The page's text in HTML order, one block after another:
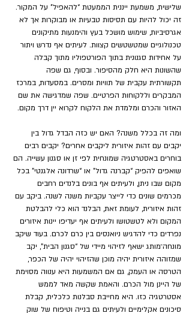
שלישית, משמעת ייננית הממעטת “להאפיל” על המקור.
זה יכול להיות עם תסיסות טבעיות או מבוקרות אך לא
אגרסיביות, שימוש מושכל בעץ והימנעות מתיקונים
טכנולוגיים שמטשטשים קצוות. לעיתים אף נדרש ויתור
על אחידות סגנונית בתוך הפורטפוליו מתוך קבלה
שהשונות היא חלק מהסיפור. ובסוף, גם שפה
תקשורתית עקבית של תוויות ומסרים. במסעדות, במרכז
המבקרים וללקוחות הפרטיים. שפה שמדגישה את שם
האזור והכרם ומלמדת את הלקוח לקרוא יין דרך מקום.
ומה זה בכלל משנה? האם יש כזה הבדל גדול בין
יקבים עם זהות איזורית ליקבים אחרים? יקבים רבים
בוחרים באסטרטגיה שמונחית לפי זן או סגנון עשייה. הם
שואפים להפיק “קברנה גדול” או “שרדונה אלגנטי” בכל
מקום שבו ניתן, ולעיתים אף בונים בלנדים רחבים
מכרמים שונים כדי לייצר עקביות משנה לשנה. ביקב עם
זהות איזורית, לעומת זאת, הבלנד הוא כלי להבלטת
המקום ולא לטשטושו ולעיתים אף יעדיפו יינות איזורים
נפרדים כדי להדגיש ניואנסים בין כרם לכרם. בעוד שיקב
מונחה־מותג ישאף לזיהוי מיידי של “סגנון הבית”, יקב
שמזוהה איזורית יהיה מוכן שהזיהוי יהיה של הכפר,
הטרסה או העמק, גם אם המשמעות היא ענווה מסוימת
של היינן מול הכרם. והאמת שקשה מאד לממש
אסטרטגיה כזו. היא מחייבת סבלנות כלכלית, קבלת
סיכונים אקלימיים ולעיתים גם בנייה וטיפוח של שוק